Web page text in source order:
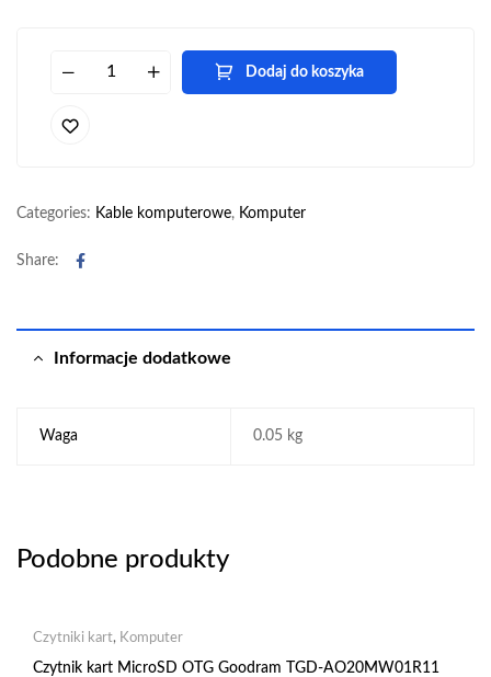
Dodaj do koszyka
Categories: Kable komputerowe, Komputer
Share: Facebook
Informacje dodatkowe
Waga 0.05 kg
Podobne produkty
Czytniki kart, Komputer
Czytnik kart MicroSD OTG Goodram TGD-AO20MW01R11